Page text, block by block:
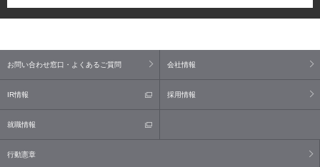
お問い合わせ窓口・よくあるご質問 会社情報
IR情報 採用情報
就職情報
行動憲章